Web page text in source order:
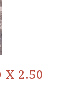
X 2.50